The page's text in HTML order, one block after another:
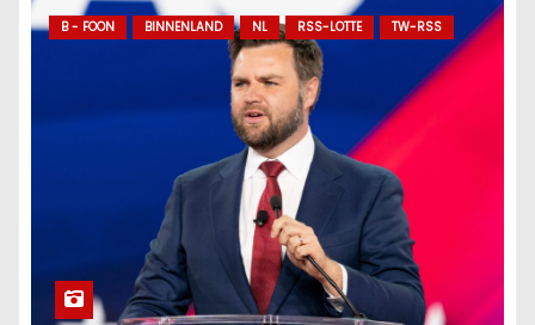
B - FOON BINNENLAND NL RSS-LOTTE TW-RSS